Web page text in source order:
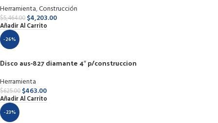
Herramienta,Construcción
$5,464.00 $4,203.00
Añadir Al Carrito
-26%
Disco aus-827 diamante 4″ p/construccion
Herramienta
$625.00 $463.00
Añadir Al Carrito
-23%